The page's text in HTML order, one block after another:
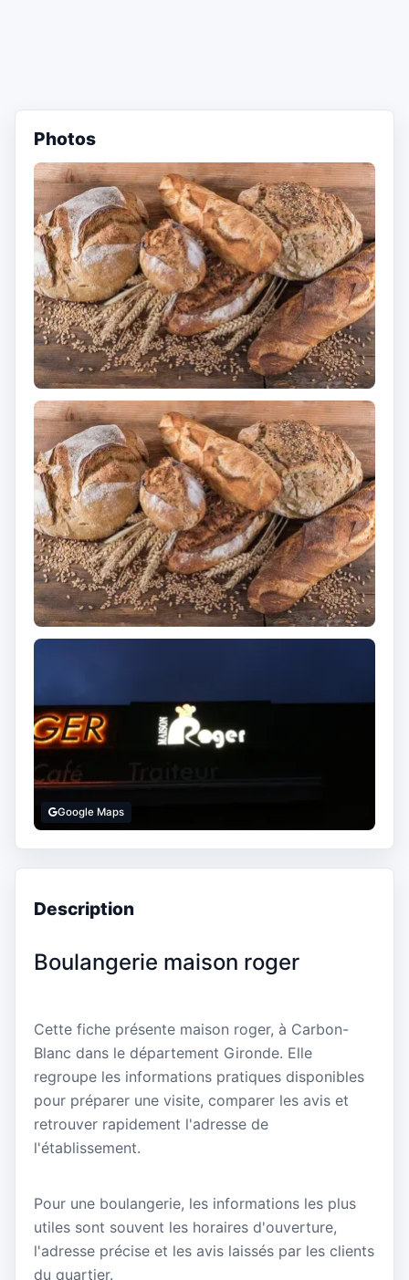
Photos
Google Maps
Description
Boulangerie maison roger
Cette fiche présente maison roger, à Carbon-
Blanc dans le département Gironde. Elle
regroupe les informations pratiques disponibles
pour préparer une visite, comparer les avis et
retrouver rapidement l'adresse de
l'établissement.
Pour une boulangerie, les informations les plus
utiles sont souvent les horaires d'ouverture,
l'adresse précise et les avis laissés par les clients
du quartier.